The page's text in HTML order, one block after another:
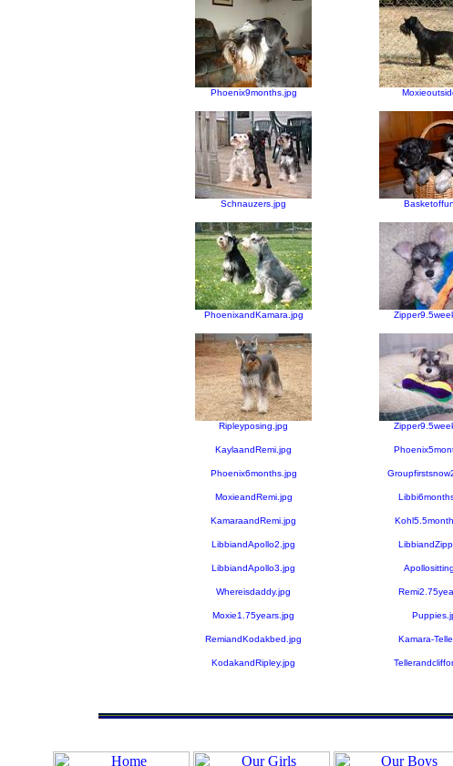
Phoenix9months.jpg
Schnauzers.jpg
PhoenixandKamara.jpg
Ripleyposing.jpg
KaylaandRemi.jpg
Phoenix6months.jpg
MoxieandRemi.jpg
KamaraandRemi.jpg
LibbiandApollo2.jpg
LibbiandApollo3.jpg
Whereisdaddy.jpg
Moxie1.75years.jpg
RemiandKodakbed.jpg Kamara-
KodakandRipley.jpg